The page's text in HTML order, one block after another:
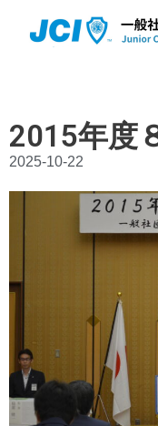
2015年度
2025-10-22